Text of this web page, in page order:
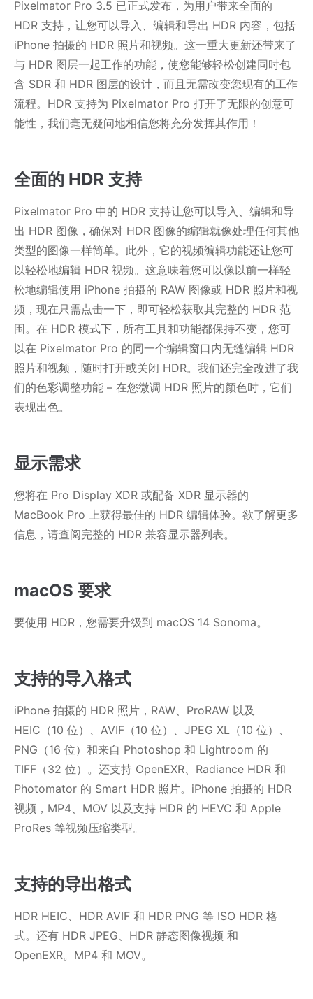
Pixelmator Pro 3.5 已正式发布，为用户带来全面的
HDR 支持，让您可以导入、编辑和导出 HDR 内容，包括
iPhone 拍摄的 HDR 照片和视频。这一重大更新还带来了
与 HDR 图层一起工作的功能，使您能够轻松创建同时包
含 SDR 和 HDR 图层的设计，而且无需改变您现有的工作
流程。HDR 支持为 Pixelmator Pro 打开了无限的创意可
能性，我们毫无疑问地相信您将充分发挥其作用！
全面的 HDR 支持
Pixelmator Pro 中的 HDR 支持让您可以导入、编辑和导
出 HDR 图像，确保对 HDR 图像的编辑就像处理任何其他
类型的图像一样简单。此外，它的视频编辑功能还让您可
以轻松地编辑 HDR 视频。这意味着您可以像以前一样轻
松地编辑使用 iPhone 拍摄的 RAW 图像或 HDR 照片和视
频，现在只需点击一下，即可轻松获取其完整的 HDR 范
围。在 HDR 模式下，所有工具和功能都保持不变，您可
以在 Pixelmator Pro 的同一个编辑窗口内无缝编辑 HDR
照片和视频，随时打开或关闭 HDR。我们还完全改进了我
们的色彩调整功能 – 在您微调 HDR 照片的颜色时，它们
表现出色。
显示需求
您将在 Pro Display XDR 或配备 XDR 显示器的
MacBook Pro 上获得最佳的 HDR 编辑体验。欲了解更多
信息，请查阅完整的 HDR 兼容显示器列表。
macOS 要求
要使用 HDR，您需要升级到 macOS 14 Sonoma。
支持的导入格式
iPhone 拍摄的 HDR 照片，RAW、ProRAW 以及
HEIC（10 位）、AVIF（10 位）、JPEG XL（10 位）、
PNG（16 位）和来自 Photoshop 和 Lightroom 的
TIFF（32 位）。还支持 OpenEXR、Radiance HDR 和
Photomator 的 Smart HDR 照片。iPhone 拍摄的 HDR
视频，MP4、MOV 以及支持 HDR 的 HEVC 和 Apple
ProRes 等视频压缩类型。
支持的导出格式
HDR HEIC、HDR AVIF 和 HDR PNG 等 ISO HDR 格
式。还有 HDR JPEG、HDR 静态图像视频 和
OpenEXR。MP4 和 MOV。